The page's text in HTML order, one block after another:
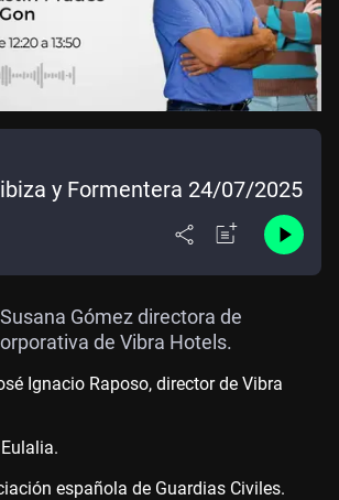
y Formentera 24/07/2025
Gómez directora de
de Vibra Hotels.
Ignacio Raposo, director de Vibra
española de Guardias Civiles.